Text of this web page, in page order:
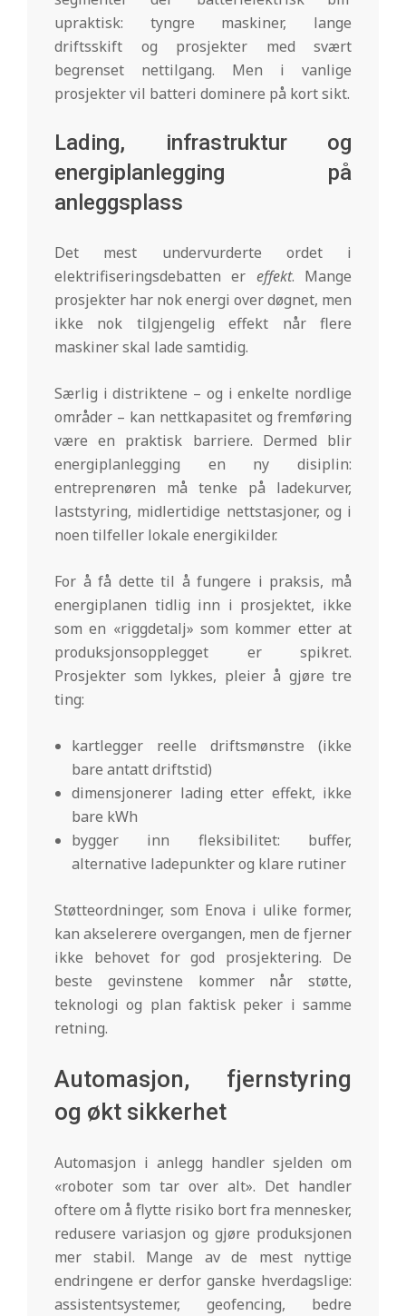
upraktisk: tyngre maskiner, lange
driftsskift og prosjekter med svært
begrenset nettilgang. Men i vanlige
prosjekter vil batteri dominere på kort sikt.
Lading, infrastruktur og
energiplanlegging på
anleggsplass
Det mest undervurderte ordet i
elektrifiseringsdebatten er effekt. Mange
prosjekter har nok energi over døgnet, men
ikke nok tilgjengelig effekt når flere
maskiner skal lade samtidig.
Særlig i distriktene – og i enkelte nordlige
områder – kan nettkapasitet og fremføring
være en praktisk barriere. Dermed blir
energiplanlegging en ny disiplin:
entreprenøren må tenke på ladekurver,
laststyring, midlertidige nettstasjoner, og i
noen tilfeller lokale energikilder.
For å få dette til å fungere i praksis, må
energiplanen tidlig inn i prosjektet, ikke
som en «riggdetalj» som kommer etter at
produksjonsopplegget er spikret.
Prosjekter som lykkes, pleier å gjøre tre
ting:
kartlegger reelle driftsmønstre (ikke
bare antatt driftstid)
dimensjonerer lading etter effekt, ikke
bare kWh
bygger inn fleksibilitet: buffer,
alternative ladepunkter og klare rutiner
Støtteordninger, som Enova i ulike former,
kan akselerere overgangen, men de fjerner
ikke behovet for god prosjektering. De
beste gevinstene kommer når støtte,
teknologi og plan faktisk peker i samme
retning.
Automasjon, fjernstyring
og økt sikkerhet
Automasjon i anlegg handler sjelden om
«roboter som tar over alt». Det handler
oftere om å flytte risiko bort fra mennesker,
redusere variasjon og gjøre produksjonen
mer stabil. Mange av de mest nyttige
endringene er derfor ganske hverdagslige:
assistentsystemer, geofencing, bedre